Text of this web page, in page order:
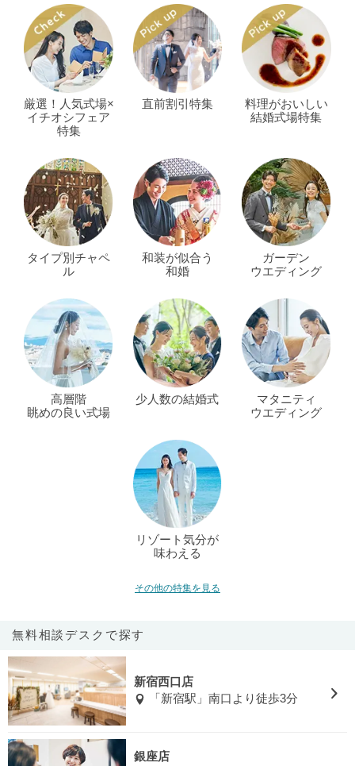
厳選！人気式場×
イチオシフェア
特集
直前割引特集
料理がおいしい
結婚式場特集
タイプ別チャペ
ル
和装が似合う
和婚
ガーデン
ウエディング
高層階
眺めの良い式場
少人数の結婚式
マタニティ
ウエディング
リゾート気分が
味わえる
その他の特集を見る
無料相談デスクで探す
新宿西口店
「新宿駅」南口より徒歩3分
銀座店